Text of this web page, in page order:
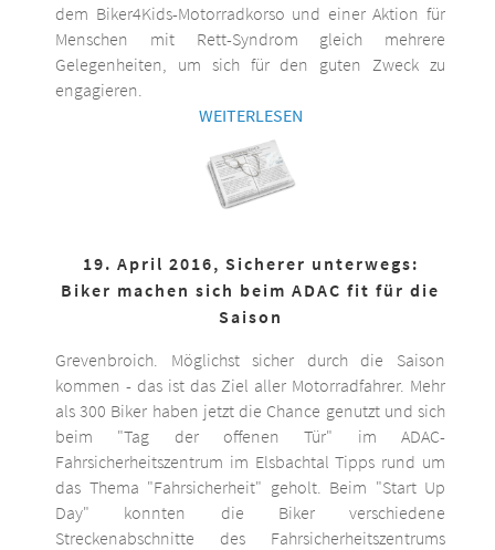
dem Biker4Kids-Motorradkorso und einer Aktion für
Menschen mit Rett-Syndrom gleich mehrere
Gelegenheiten, um sich für den guten Zweck zu
engagieren.
WEITERLESEN
19. April 2016, Sicherer unterwegs:
Biker machen sich beim ADAC fit für die
Saison
Grevenbroich. Möglichst sicher durch die Saison
kommen - das ist das Ziel aller Motorradfahrer. Mehr
als 300 Biker haben jetzt die Chance genutzt und sich
beim "Tag der offenen Tür" im ADAC-
Fahrsicherheitszentrum im Elsbachtal Tipps rund um
das Thema "Fahrsicherheit" geholt. Beim "Start Up
Day" konnten die Biker verschiedene
Streckenabschnitte des Fahrsicherheitszentrums